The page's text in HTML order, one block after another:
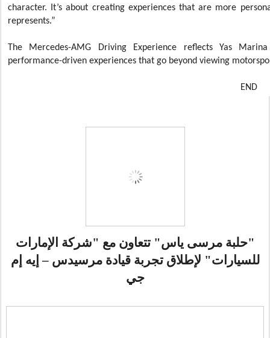
character. It’s about creating experiences that are more
represents.”
The Mercedes-AMG Driving Experience reflects Yas
performance-driven experiences that go beyond viewing
END
"حلبة مرسى ياس" تتعاون مع "شركة الإمارات
للسيارات" لإطلاق تجربة قيادة مرسيدس – إيه إم
جي